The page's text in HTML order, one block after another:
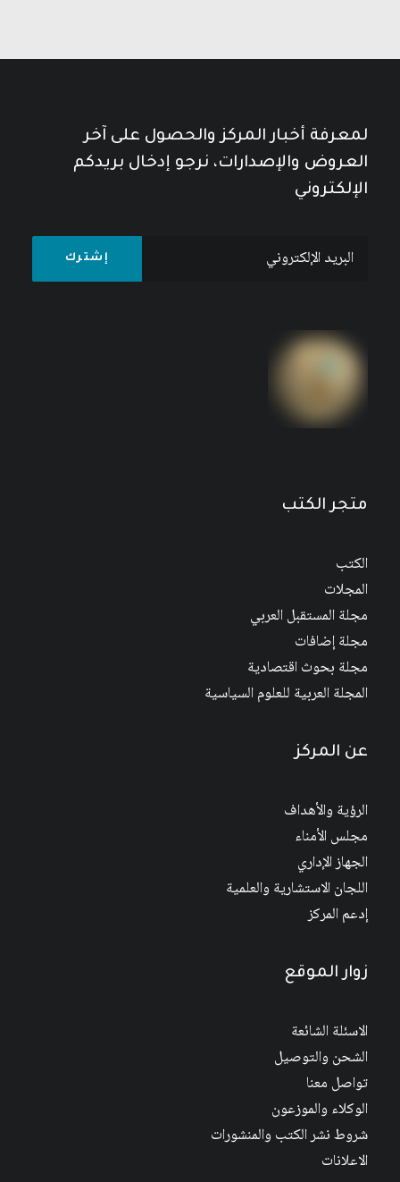
لمعرفة أخبار المركز والحصول على آخر
العروض والإصدارات، نرجو إدخال بريدكم
الإلكتروني
متجر الكتب
الكتب
المجلات
مجلة المستقبل العربي
مجلة إضافات
مجلة بحوث اقتصادية
المجلة العربية للعلوم السياسية
عن المركز
الرؤية والأهداف
مجلس الأمناء
الجهاز الإداري
اللجان الاستشارية والعلمية
إدعم المركز
زوار الموقع
الاسئلة الشائعة
الشحن والتوصيل
تواصل معنا
الوكلاء والموزعون
شروط نشر الكتب والمنشورات
الاعلانات